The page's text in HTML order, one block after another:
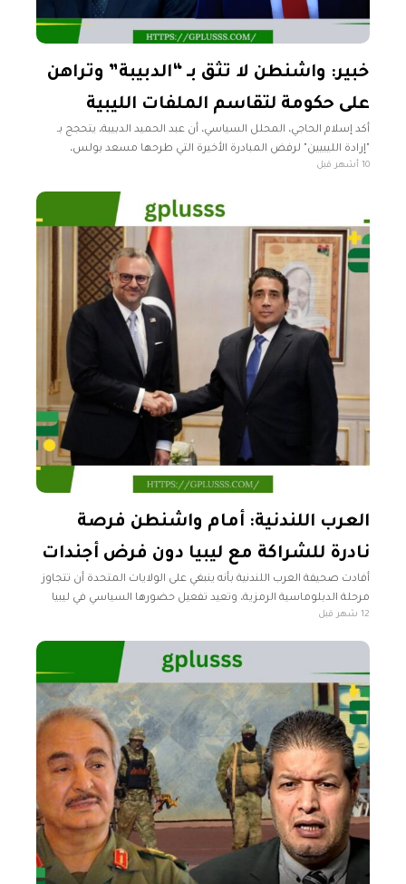
خبير: واشنطن لا تثق بـ “الدبيبة” وتراهن
على حكومة لتقاسم الملفات الليبية
أكد إسلام الحاجي، المحلل السياسي، أن عبد الحميد الدبيبة، يتحجج بـ
"إرادة الليبيين" لرفض المبادرة الأخيرة التي طرحها مسعد بولس،
مستشار الرئيس الأمريكي دونالد ترامب، مشيراً إلى أن الدافع الحقيقي
10 أشهر قبل
العرب اللندنية: أمام واشنطن فرصة
نادرة للشراكة مع ليبيا دون فرض أجندات
أفادت صحيفة العرب اللندنية بأنه ينبغي على الولايات المتحدة أن تتجاوز
مرحلة الدبلوماسية الرمزية، وتعيد تفعيل حضورها السياسي في ليبيا
من خلال تعيين سفير دائم وإعادة فتح سفارتها في طرابلس
12 شهر قبل